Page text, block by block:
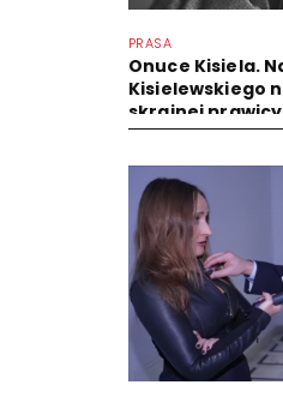
PRASA
Onuce Kisiela.
Kisielewskiego
skrajnej prawicy